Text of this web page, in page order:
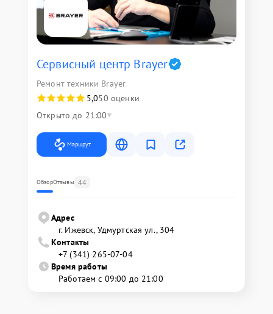
Сервисный центр Brayer
Ремонт техники Brayer
5,050 оценки
Открыто до 21:00
Маршрут
ОбзорОтзывы 44
Адрес
г. Ижевск, Удмуртская ул., 304
Контакты
+7 (341) 265-07-04
Время работы
Работаем с 09:00 до 21:00